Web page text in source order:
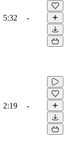
5:32 -
2:19 -